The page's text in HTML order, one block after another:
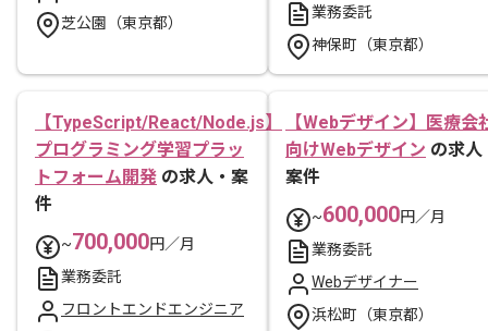
芝公園（東京都）
業務委託
神保町（東京都）
【TypeScript/React/Node.js】
プログラミング学習プラッ
トフォーム開発 の求人・案
件
~700,000円／月
業務委託
フロントエンドエンジニア
【Webデザイン】医療会
向けWebデザイン の求人
案件
~600,000円／月
業務委託
Webデザイナー
浜松町（東京都）